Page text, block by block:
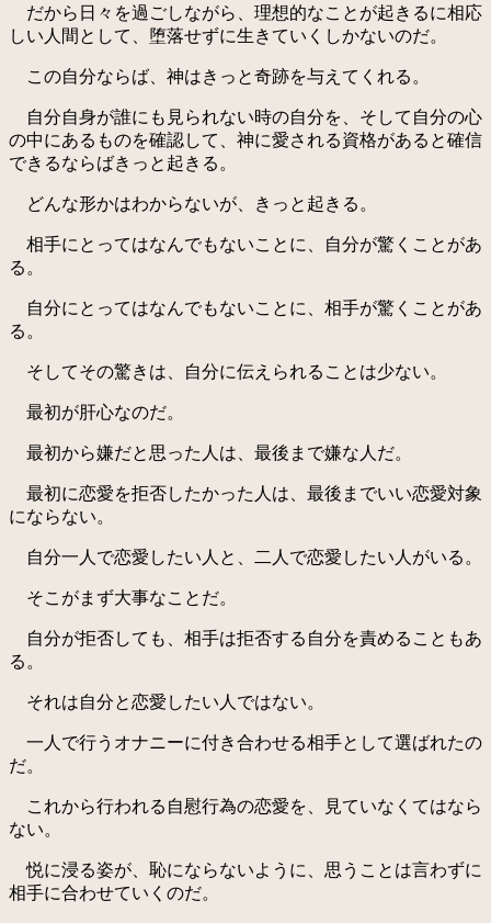
だから日々を過ごしながら、理想的なことが起きるに相応
しい人間として、堕落せずに生きていくしかないのだ。
この自分ならば、神はきっと奇跡を与えてくれる。
自分自身が誰にも見られない時の自分を、そして自分の心
の中にあるものを確認して、神に愛される資格があると確信
できるならばきっと起きる。
どんな形かはわからないが、きっと起きる。
相手にとってはなんでもないことに、自分が驚くことがあ
る。
自分にとってはなんでもないことに、相手が驚くことがあ
る。
そしてその驚きは、自分に伝えられることは少ない。
最初が肝心なのだ。
最初から嫌だと思った人は、最後まで嫌な人だ。
最初に恋愛を拒否したかった人は、最後までいい恋愛対象
にならない。
自分一人で恋愛したい人と、二人で恋愛したい人がいる。
そこがまず大事なことだ。
自分が拒否しても、相手は拒否する自分を責めることもあ
る。
それは自分と恋愛したい人ではない。
一人で行うオナニーに付き合わせる相手として選ばれたの
だ。
これから行われる自慰行為の恋愛を、見ていなくてはなら
ない。
悦に浸る姿が、恥にならないように、思うことは言わずに
相手に合わせていくのだ。